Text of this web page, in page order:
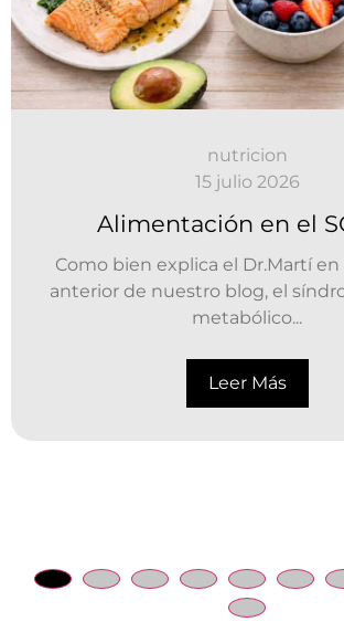
nutricion
15 julio 2026
Alimentación en el
Como bien explica el Dr.Martí
anterior de nuestro blog, el
metabólico...
Leer Más